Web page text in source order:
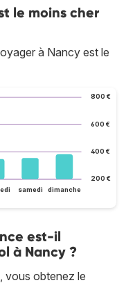
le moins cher
à Nancy est le
200 €
400 €
600 €
800 €
samedi dimanche
est-il
à Nancy ?
vous obtenez le